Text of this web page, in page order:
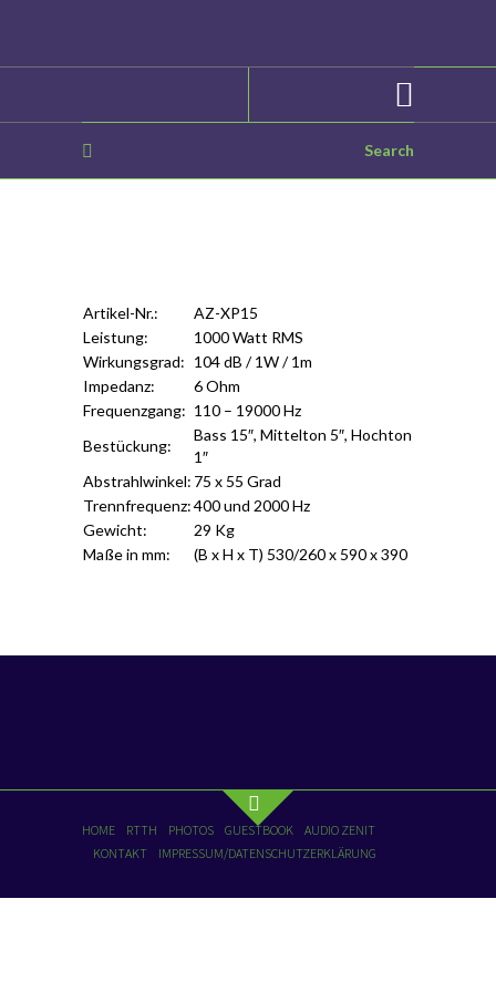
Artikel-Nr.:
AZ-XP15
Leistung:
1000 Watt RMS
Wirkungsgrad: 104 dB / 1W / 1m
Impedanz:
6 Ohm
Frequenzgang: 110 – 19000 Hz
Bestückung:
Bass 15″, Mittelton 5″, Hochton
1″
Abstrahlwinkel: 75 x 55 Grad
Trennfrequenz:400 und 2000 Hz
Gewicht:
29 Kg
Maße in mm:
(B x H x T) 530/260 x 590 x 390
HOME RTTH PHOTOS GUESTBOOK
AUDIO ZENIT
KONTAKT
IMPRESSUM/DATENSCHUTZERKLÄRUNG